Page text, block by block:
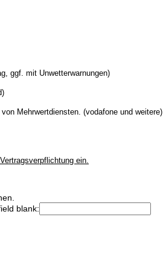
ggf. mit Unwetterwarnungen)
Mehrwertdiensten. (vodafone und weitere)
ein.
blank: